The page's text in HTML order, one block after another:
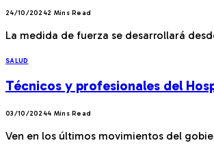
24/10/20242 Mins Read
La medida de fuerza se desarrollará
SALUD
Técnicos y profesionales del
03/10/20244 Mins Read
Ven en los últimos movimientos del